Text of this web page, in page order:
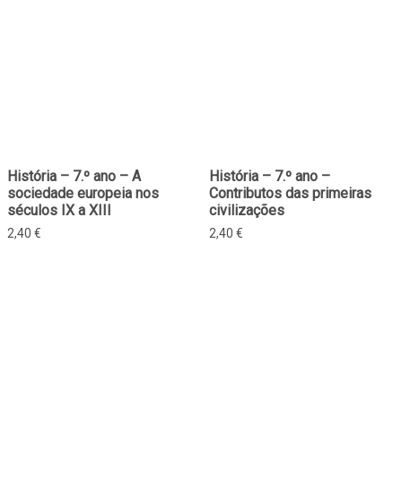
História – 7.º ano – A
sociedade europeia nos
séculos IX a XIII
2,40 €
História – 7.º ano –
Contributos das primeiras
civilizações
2,40 €